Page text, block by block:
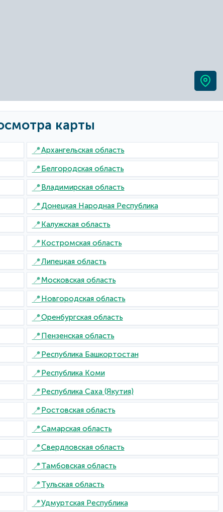
карты
📍Архангельская область
📍Белгородская область
📍Владимирская область
📍Донецкая Народная Республика
📍Калужская область
📍Костромская область
📍Липецкая область
📍Московская область
📍Новгородская область
📍Оренбургская область
📍Пензенская область
📍Республика Башкортостан
📍Республика Коми
📍Республика Саха (Якутия)
📍Ростовская область
📍Самарская область
📍Свердловская область
📍Тамбовская область
📍Тульская область
📍Удмуртская Республика